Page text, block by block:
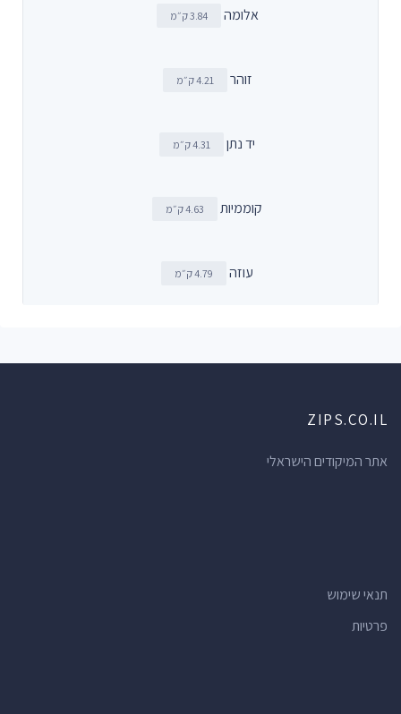
אלומה 3.84 ק״מ
זוהר 4.21 ק״מ
יד נתן 4.31 ק״מ
קוממיות 4.63 ק״מ
עוזה 4.79 ק״מ
ZIPS.CO.IL
אתר המיקודים הישראלי
תנאי שימוש
פרטיות